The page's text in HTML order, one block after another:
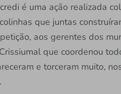
é uma ação realizada
que juntas
aos gerentes dos
que coordenou
e torceram muito,